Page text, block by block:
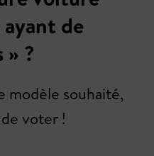
de
?
modèle souhaité,
voter !